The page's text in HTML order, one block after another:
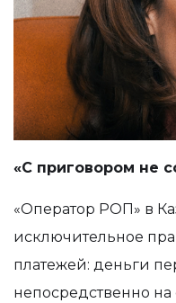
«С приговором не
«Оператор РОП» в
исключительное
платежей: деньги
непосредственно на